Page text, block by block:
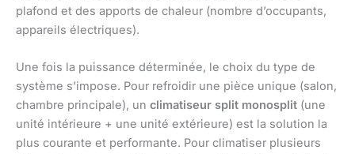
plafond et des apports de chaleur (nombre d’occupants,
appareils électriques).
Une fois la puissance déterminée, le choix du type de
système s’impose. Pour refroidir une pièce unique (salon,
chambre principale), un climatiseur split monosplit (une
unité intérieure + une unité extérieure) est la solution la
plus courante et performante. Pour climatiser plusieurs